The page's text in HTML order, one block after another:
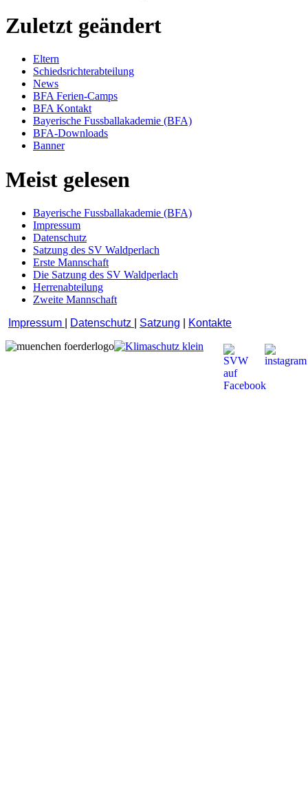
Zuletzt geändert
Eltern
Schiedsrichterabteilung
News
BFA Ferien-Camps
BFA Kontakt
Bayerische Fussballakademie (BFA)
BFA-Downloads
Banner
Meist gelesen
Bayerische Fussballakademie (BFA)
Impressum
Datenschutz
Satzung des SV Waldperlach
Erste Mannschaft
Die Satzung des SV Waldperlach
Herrenabteilung
Zweite Mannschaft
Impressum
Datenschutz Satzung Kontakte